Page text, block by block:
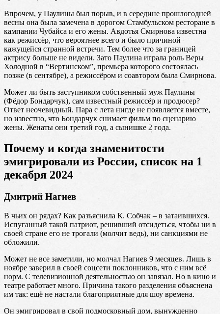
Впрочем, у Паулины был порыв, и в середине прошлогодней
весны она была замечена в дорогом Стамбульском ресторане в
кампании Чубайса и его жены. Авдотья Смирнова известна
как режиссёр, что вероятнее всего и было причиной
кажущейся странной встречи. Тем более что за границей
актрису больше не видели. Зато Паулина играла роль Веры
Холодной в “Вертинском”, премьера которого состоялась
позже (в сентябре), а режиссёром и соавтором была Смирнова.
Может ли быть заступником собственный муж Паулины
(Фёдор Бондарчук), сам известный режиссёр и продюсер?
Ответ неочевидный. Пара с лета нигде не появляется вместе,
но известно, что Бондарчук снимает фильм по сценарию
жены. Женаты они третий год, а сынишке 2 года.
Почему и когда знаменитости
эмигрировали из России, список на 1
декабря 2024
Дмитрий Нагиев
В чьих он рядах? Как разъяснила К. Собчак – в затаившихся.
Испуганный такой патриот, решивший отсидеться, чтобы ни в
своей стране его не трогали (молчит ведь), ни санкциями не
обложили.
Может не все заметили, но молчал Нагиев 9 месяцев. Лишь в
ноябре заверил в своей соцсети поклонников, что с ним всё
норм. С телевизионной деятельностью он завязал. Но в кино и
театре работает много. Причина такого разделения объяснена
им так: ещё не настали благоприятные для шоу времена.
Он эмигрировал в свой подмосковный дом, вынужденно